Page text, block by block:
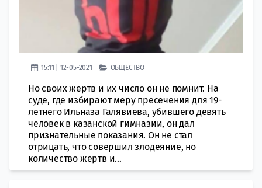
15:11 | 12-05-2021 ОБЩЕСТВО
Но своих жертв и их число он не помнит. На
суде, где избирают меру пресечения для 19-
летнего Ильназа Галявиева, убившего девять
человек в казанской гимназии, он дал
признательные показания. Он не стал
отрицать, что совершил злодеяние, но
количество жертв и...